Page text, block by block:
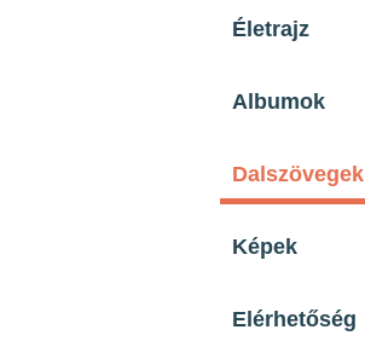
Életrajz
Albumok
Dalszövegek
Képek
Elérhetőség